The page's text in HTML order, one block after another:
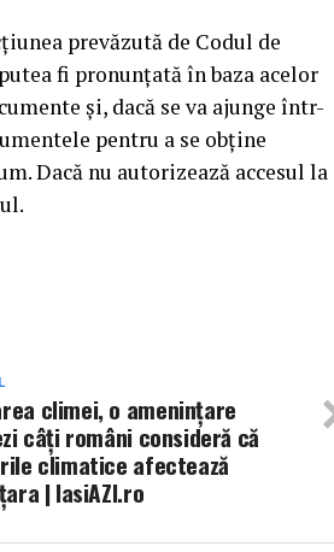
prevăzută de Codul de
fi pronunţată în baza acelor
şi, dacă se va ajunge într-
pentru a se obţine
Dacă nu autorizează accesul la
climei, o ameninţare
câți români consideră că
climatice afectează
| IasiAZI.ro